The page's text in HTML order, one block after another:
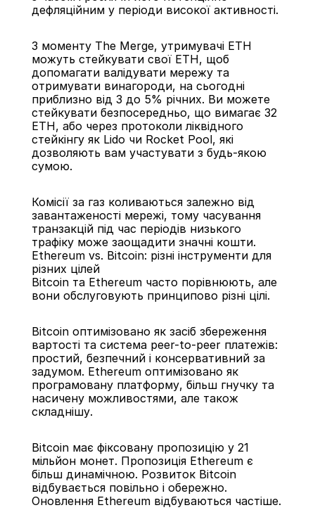
дефляційним у періоди високої активності.
З моменту The Merge, утримувачі ETH
можуть стейкувати свої ETH, щоб
допомагати валідувати мережу та
отримувати винагороди, на сьогодні
приблизно від 3 до 5% річних. Ви можете
стейкувати безпосередньо, що вимагає 32
ETH, або через протоколи ліквідного
стейкінгу як Lido чи Rocket Pool, які
дозволяють вам участувати з будь-якою
сумою.
Комісії за газ коливаються залежно від
завантаженості мережі, тому часування
транзакцій під час періодів низького
трафіку може заощадити значні кошти.
Ethereum vs. Bitcoin: різні інструменти для
різних цілей
Bitcoin та Ethereum часто порівнюють, але
вони обслуговують принципово різні цілі.
Bitcoin оптимізовано як засіб збереження
вартості та система peer-to-peer платежів:
простий, безпечний і консервативний за
задумом. Ethereum оптимізовано як
програмовану платформу, більш гнучку та
насичену можливостями, але також
складнішу.
Bitcoin має фіксовану пропозицію у 21
мільйон монет. Пропозиція Ethereum є
більш динамічною. Розвиток Bitcoin
відбувається повільно і обережно.
Оновлення Ethereum відбуваються частіше.